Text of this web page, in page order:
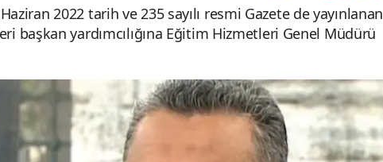
2022 tarih ve 235 sayılı resmi Gazete de yayınlanan
başkan yardımcılığına Eğitim Hizmetleri Genel Müdürü